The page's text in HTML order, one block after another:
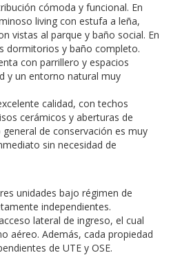
cómoda y funcional. En
living con estufa a leña,
vistas al parque y baño social. En
dormitorios y baño completo.
con parrillero y espacios
y un entorno natural muy
calidad, con techos
cerámicos y aberturas de
de conservación es muy
sin necesidad de
unidades bajo régimen de
independientes.
lateral de ingreso, el cual
aéreo. Además, cada propiedad
de UTE y OSE.